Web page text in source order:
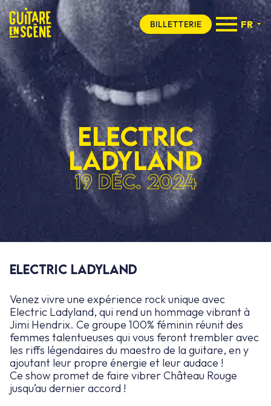
BILLETTERIE FR
Electric
Ladyland
19 déc. 2024
Electric Ladyland
Venez vivre une expérience rock unique avec
Electric Ladyland, qui rend un hommage vibrant à
Jimi Hendrix. Ce groupe 100% féminin réunit des
femmes talentueuses qui vous feront trembler avec
les riffs légendaires du maestro de la guitare, en y
ajoutant leur propre énergie et leur audace !
Ce show promet de faire vibrer Château Rouge
jusqu’au dernier accord !